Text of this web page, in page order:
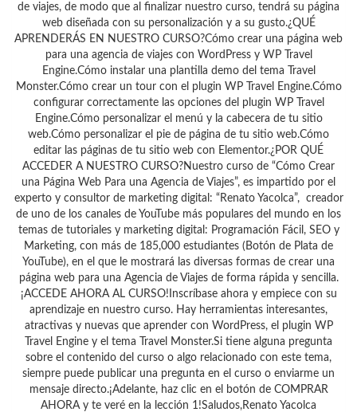
de viajes, de modo que al finalizar nuestro curso, tendrá su página
web diseñada con su personalización y a su gusto.¿QUÉ
APRENDERÁS EN NUESTRO CURSO?Cómo crear una página web
para una agencia de viajes con WordPress y WP Travel
Engine.Cómo instalar una plantilla demo del tema Travel
Monster.Cómo crear un tour con el plugin WP Travel Engine.Cómo
configurar correctamente las opciones del plugin WP Travel
Engine.Cómo personalizar el menú y la cabecera de tu sitio
web.Cómo personalizar el pie de página de tu sitio web.Cómo
editar las páginas de tu sitio web con Elementor.¿POR QUÉ
ACCEDER A NUESTRO CURSO?Nuestro curso de “Cómo Crear
una Página Web Para una Agencia de Viajes”, es impartido por el
experto y consultor de marketing digital: “Renato Yacolca”, creador
de uno de los canales de YouTube más populares del mundo en los
temas de tutoriales y marketing digital: Programación Fácil, SEO y
Marketing, con más de 185,000 estudiantes (Botón de Plata de
YouTube), en el que le mostrará las diversas formas de crear una
página web para una Agencia de Viajes de forma rápida y sencilla.
¡ACCEDE AHORA AL CURSO!Inscríbase ahora y empiece con su
aprendizaje en nuestro curso. Hay herramientas interesantes,
atractivas y nuevas que aprender con WordPress, el plugin WP
Travel Engine y el tema Travel Monster.Si tiene alguna pregunta
sobre el contenido del curso o algo relacionado con este tema,
siempre puede publicar una pregunta en el curso o enviarme un
mensaje directo.¡Adelante, haz clic en el botón de COMPRAR
AHORA y te veré en la lección 1!Saludos,Renato Yacolca